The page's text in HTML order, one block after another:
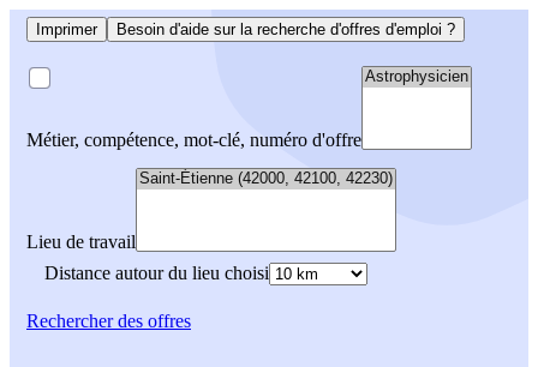
Imprimer Besoin d'aide sur la recherche d'offres d'emploi ?
Métier, compétence, mot-clé, numéro d'offre
Lieu de travail
Distance autour du lieu choisi
Rechercherdes offres